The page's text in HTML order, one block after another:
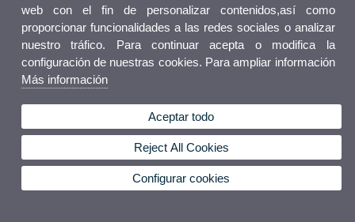
web con el fin de personalizar contenidos,así como
proporcionar funcionalidades a las redes sociales o analizar
nuestro tráfico. Para continuar acepta o modifica la
configuración de nuestras cookies. Para ampliar información
Más información
Aceptar todo
Reject All Cookies
Configurar cookies